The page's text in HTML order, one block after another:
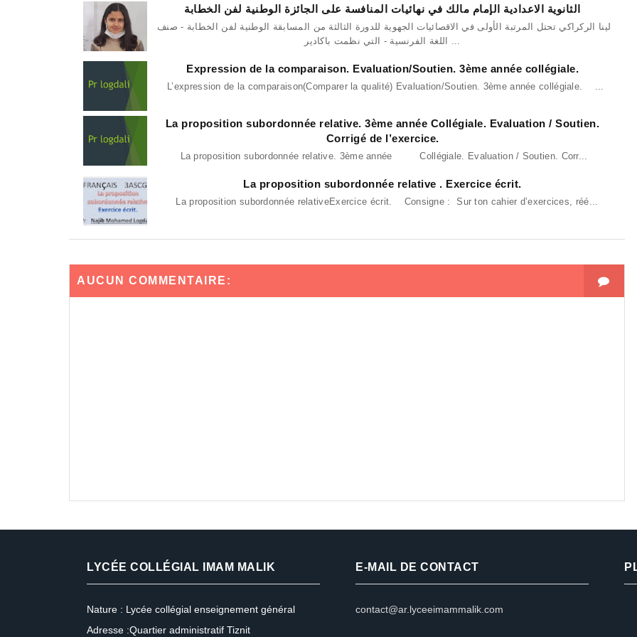
الثانوية الاعدادية الإمام مالك في نهائيات المنافسة على الجائزة الوطنية لفن الخطابة
Expression de la comparaison. Evaluation/Soutien. 3ème année collégiale.
L’expression de la comparaison(Comparer la qualité) Evaluation/Soutien. 3ème année collégiale. ...
La proposition subordonnée relative. 3ème année Collégiale. Evaluation / Soutien.
Corrigé de l’exercice.
La proposition subordonnée relative. 3ème année Collégiale. Evaluation / Soutien. Corr...
La proposition subordonnée relative . Exercice écrit.
La proposition subordonnée relativeExercice écrit. Consigne : Sur ton cahier d’exercices, réé...
AUCUN COMMENTAIRE:
LYCÉE COLLÉGIAL IMAM MALIK
Nature : Lycée collégial enseignement général
Adresse :Quartier administratif Tiznit
E-MAIL DE CONTACT
contact@ar.lyceeimammalik.com